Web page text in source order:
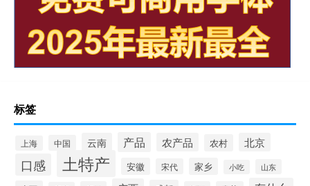
标签
上海 中国 云南 产品 农产品 农村 北京
口感 土特产 安徽 宋代 家乡 小吃 山东